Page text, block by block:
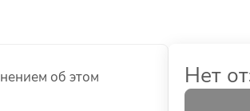
об этом
Нет